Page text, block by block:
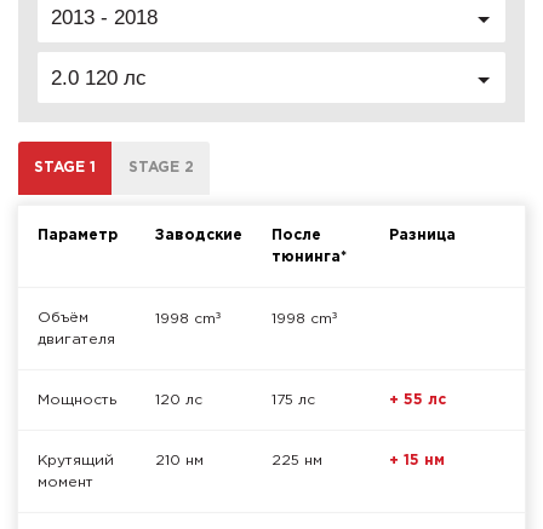
2013 - 2018
2.0 120 лс
STAGE 1 STAGE 2
Параметр Заводские
После
тюнинга*
Разница
Объём
двигателя
1998 cm³ 1998 cm³
Мощность 120 лс 175 лс + 55 лс
Крутящий
момент
210 нм 225 нм + 15 нм